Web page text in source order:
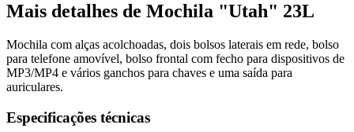
Mais detalhes de Mochila "Utah" 23L
Mochila com alças acolchoadas, dois bolsos laterais em rede, bolso
para telefone amovível, bolso frontal com fecho para dispositivos de
MP3/MP4 e vários ganchos para chaves e uma saída para
auriculares.
Especificações técnicas